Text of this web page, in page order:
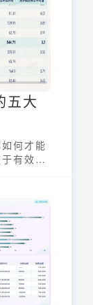
五大
何才能
有效地
销策
探讨品
利用品